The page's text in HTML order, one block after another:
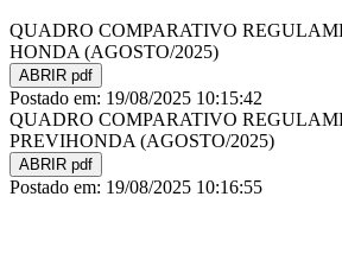
QUADRO COMPARATIVO
HONDA (AGOSTO/2025)
ABRIR pdf
Postado em: 19/08/2025 10:15:42
QUADRO COMPARATIVO
PREVIHONDA (AGOSTO/2025)
ABRIR pdf
Postado em: 19/08/2025 10:16:55